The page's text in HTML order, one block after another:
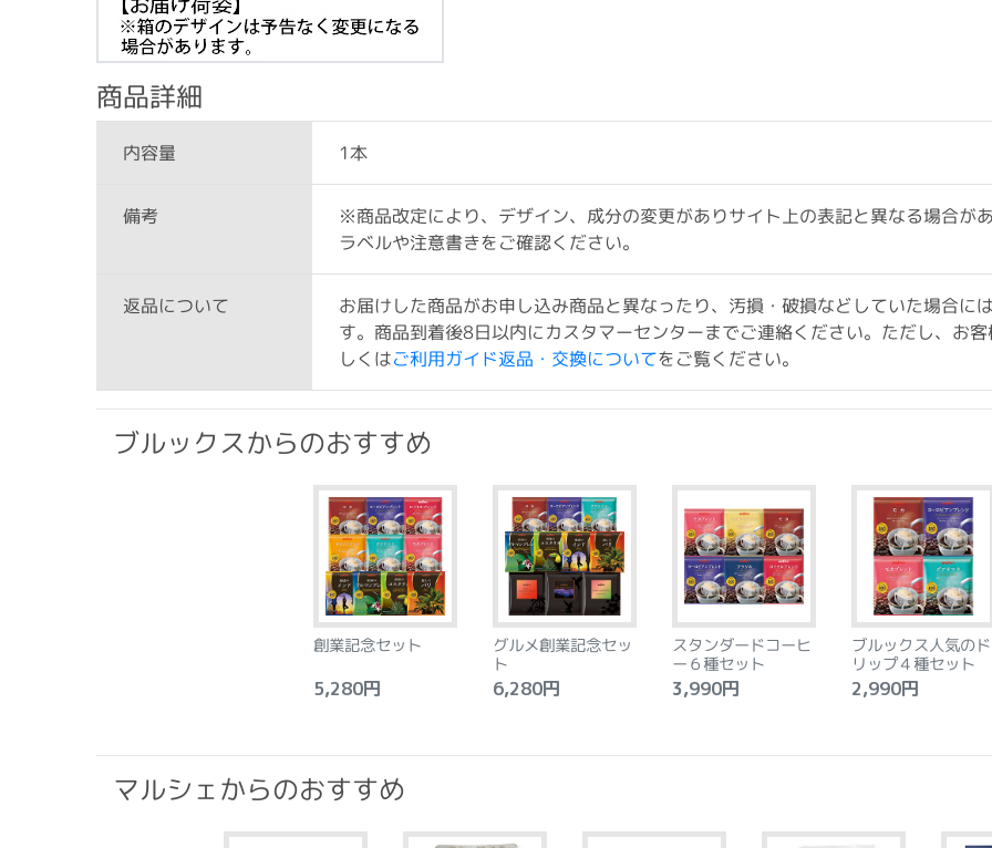
商品詳細
内容量 1本
備考 ※商品改定により、デザイン、成分の変更がありサイト上の表記と異なる場合が
ラベルや注意書きをご確認ください。
返品について お届けした商品がお申し込み商品と異なったり、汚損・破損などしていた場合に
す。商品到着後8日以内にカスタマーセンターまでご連絡ください。ただし、お
しくはご利用ガイド返品・交換についてをご覧ください。
ブルックスからのおすすめ
創業記念セット
5,280円
グルメ創業記念セッ
ト
6,280円
スタンダードコーヒ
ー６種セット
3,990円
ブルックス人気のド
リップ４種セット
2,990円
マルシェからのおすすめ